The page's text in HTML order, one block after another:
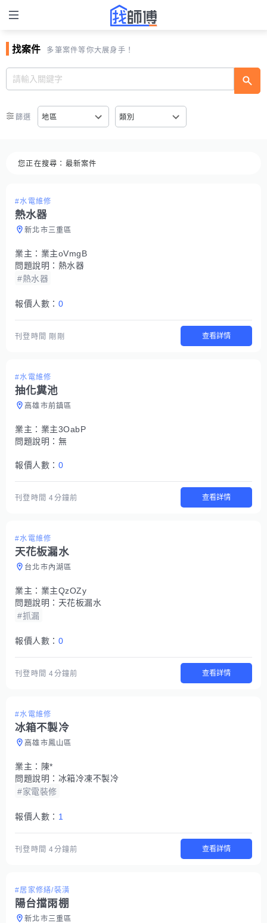
找案件 多筆案件等你大展身手！
篩選 地區 類別
您正在搜尋： 最新案件
#水電維修
熱水器
新北市三重區
業主： 業主oVmgB
問題說明： 熱水器
#熱水器
報價人數： 0
刊登時間 剛剛 查看詳情
#水電維修
抽化糞池
高雄市前鎮區
業主： 業主3OabP
問題說明： 無
報價人數： 0
刊登時間4分鐘前 查看詳情
#水電維修
天花板漏水
台北市內湖區
業主： 業主QzOZy
問題說明： 天花板漏水
#抓漏
報價人數： 0
刊登時間4分鐘前 查看詳情
#水電維修
冰箱不製冷
高雄市鳳山區
業主： 陳*
問題說明： 冰箱冷凍不製冷
#家電裝修
報價人數： 1
刊登時間4分鐘前 查看詳情
#居家修繕/裝潢
陽台擋雨棚
新北市三重區